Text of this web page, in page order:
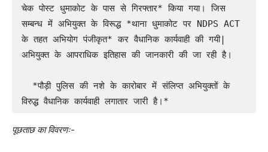
चेक पोस्ट धुमाकोट के पास से गिरफ्तार* किया गया। जिस
सम्बन्ध में अभियुक्त के विरूद्ध *थाना धुमाकोट पर NDPS ACT
के तहत अभियोग पंजीकृत* कर वैधानिक कार्यवाही की गयी|
अभियुक्त के आपराधिक इतिहास की जानकारी की जा रही है।
विरुद्ध वैधानिक कार्यवाही लगातार जारी है।*
पूछताछ का विवरणः-